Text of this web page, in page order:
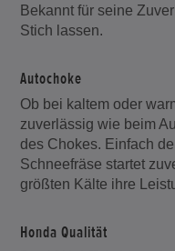
Bekannt für seine
Stich lassen.
Autochoke
Ob bei kaltem oder
zuverlässig wie beim
des Chokes. Einfach
Schneefräse startet
größten Kälte ihre
Honda Qualität